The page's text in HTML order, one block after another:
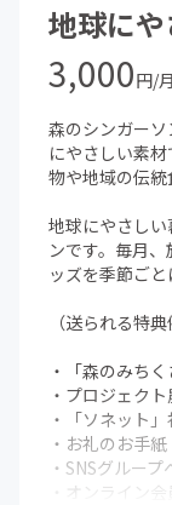
香味を楽しめる
は、天ぷらや
ノビルは、ニ
物に入れても良
スイバは、生
ダに散らすの
食べ過ぎにご
ヤエムグラは
ので、煮物炒め
※ お送りする野
も同封します。
【発送方法】
ヤマト便60サ
節によって冷
【保管方法】
地球に
3,000円/月
森のシンガー
にやさしい素
物や地域の伝統
地球にやさし
ンです。毎月
ッズを季節ごと
（送られる特典
・「森のみち
・プロジェク
・「ソネット
・お礼のお手紙
・SNSグルー
・オンライン